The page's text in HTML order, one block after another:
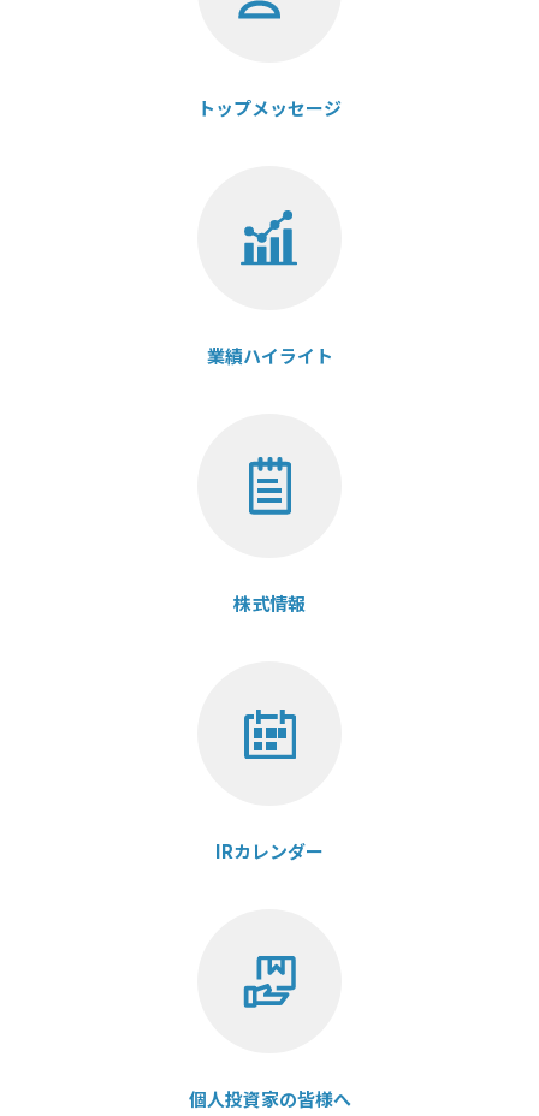
トップメッセージ
業績ハイライト
株式情報
IRカレンダー
個人投資家の皆様へ